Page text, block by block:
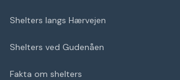
Shelters langs Hærvejen
Shelters ved Gudenåen
Fakta om shelters